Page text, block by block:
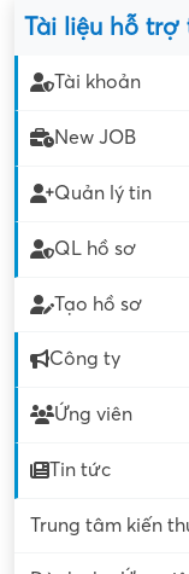
Tài liệu hỗ trợ
Tài khoản
New JOB
Quản lý tin
QL hồ sơ
Tạo hồ sơ
Công ty
Ứng viên
Tin tức
Trung tâm kiến